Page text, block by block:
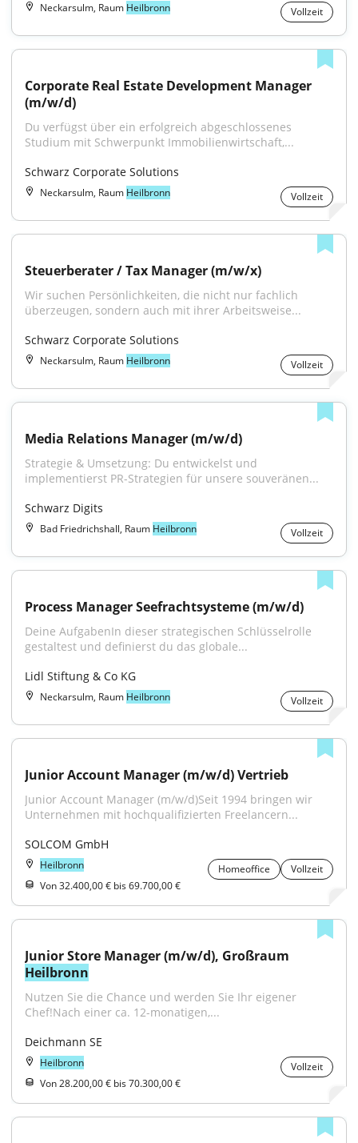
Neckarsulm, Raum Heilbronn Vollzeit
Corporate Real Estate Development Manager
(m/w/d)
Du verfügst über ein erfolgreich abgeschlossenes
Studium mit Schwerpunkt Immobilienwirtschaft,...
Schwarz Corporate Solutions
Neckarsulm, Raum Heilbronn Vollzeit
Steuerberater / Tax Manager (m/w/x)
Wir suchen Persönlichkeiten, die nicht nur fachlich
überzeugen, sondern auch mit ihrer Arbeitsweise...
Schwarz Corporate Solutions
Neckarsulm, Raum Heilbronn Vollzeit
Media Relations Manager (m/w/d)
Strategie & Umsetzung: Du entwickelst und
implementierst PR-Strategien für unsere souveränen...
Schwarz Digits
Bad Friedrichshall, Raum Heilbronn Vollzeit
Process Manager Seefrachtsysteme (m/w/d)
Deine AufgabenIn dieser strategischen Schlüsselrolle
gestaltest und definierst du das globale...
Lidl Stiftung & Co KG
Neckarsulm, Raum Heilbronn Vollzeit
Junior Account Manager (m/w/d) Vertrieb
Junior Account Manager (m/w/d)Seit 1994 bringen wir
Unternehmen mit hochqualifizierten Freelancern...
SOLCOM GmbH
Heilbronn Homeoffice
Vollzeit
Von 32.400,00 € bis 69.700,00 €
Heilbronn
Nutzen Sie die Chance und werden Sie Ihr eigener
Chef!Nach einer ca. 12-monatigen,...
Deichmann SE
Heilbronn
Vollzeit
Von 28.200,00 € bis 70.300,00 €